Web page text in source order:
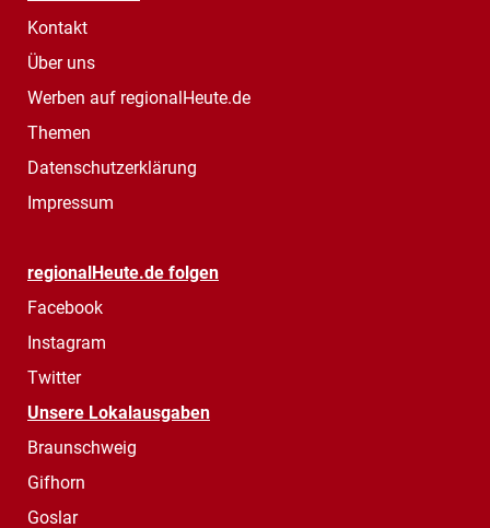
Kontakt
Über uns
Werben auf regionalHeute.de
Themen
Datenschutzerklärung
Impressum
regionalHeute.de folgen
Facebook
Instagram
Twitter
Unsere Lokalausgaben
Braunschweig
Gifhorn
Goslar